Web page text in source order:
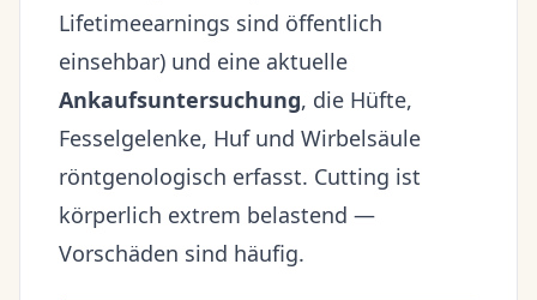
Lifetimeearnings sind öffentlich
einsehbar) und eine aktuelle
Ankaufsuntersuchung, die Hüfte,
Fesselgelenke, Huf und Wirbelsäule
röntgenologisch erfasst. Cutting ist
körperlich extrem belastend —
Vorschäden sind häufig.